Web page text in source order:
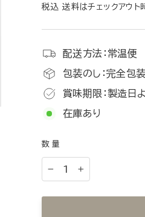
常
税込 送料はチェックアウト
配送方法：常温便
包装のし：完全包装
賞味期限：製造日
在庫あり
数量